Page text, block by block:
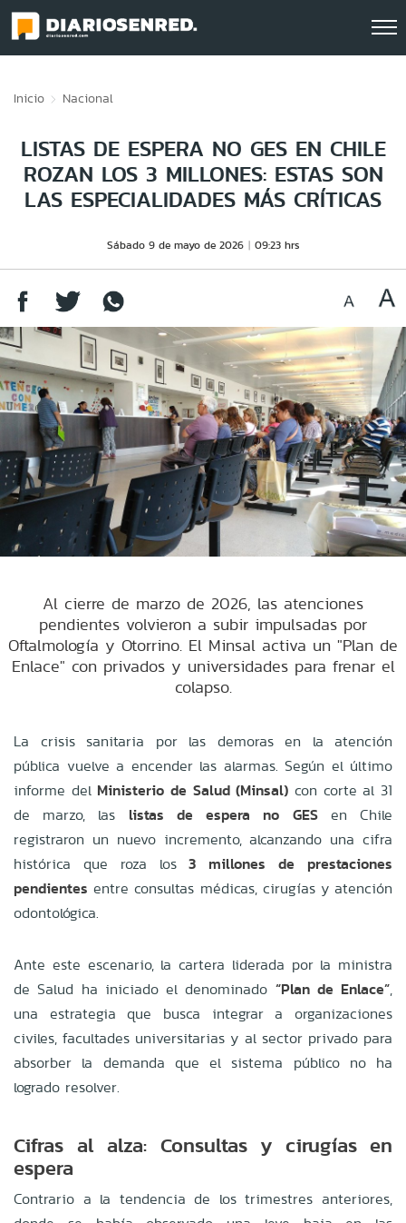
Inicio Nacional
LISTAS DE ESPERA NO GES EN CHILE
ROZAN LOS 3 MILLONES: ESTAS SON
LAS ESPECIALIDADES MÁS CRÍTICAS
Sábado 9 de mayo de 2026 09:23 hrs
Al cierre de marzo de 2026, las atenciones
pendientes volvieron a subir impulsadas por
Oftalmología y Otorrino. El Minsal activa un "Plan de
Enlace" con privados y universidades para frenar el
colapso.
La crisis sanitaria por las demoras en la atención
pública vuelve a encender las alarmas. Según el último
informe del Ministerio de Salud (Minsal) con corte al 31
de marzo, las listas de espera no GESen Chile
registraron un nuevo incremento, alcanzando una cifra
histórica que roza los3 millones de prestaciones
pendientes entre consultas médicas, cirugías y atención
odontológica.
Ante este escenario, la cartera liderada por la ministra
de Salud ha iniciado el denominado “Plan de Enlace”,
una estrategia que busca integrar a organizaciones
civiles, facultades universitarias y al sector privado para
absorber la demanda que el sistema público no ha
logrado resolver.
Cifras al alza: Consultas y cirugías en
espera
Contrario a la tendencia de los trimestres anteriores,